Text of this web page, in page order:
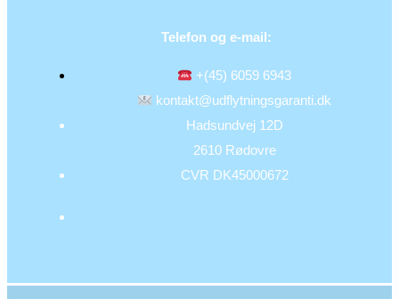
Telefon og e-mail:
+(45) 6059 6943
kontakt@udflytningsgaranti.dk
Hadsundvej 12D
2610 Rødovre
CVR DK45000672